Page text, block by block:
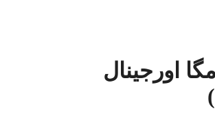
اورجینال